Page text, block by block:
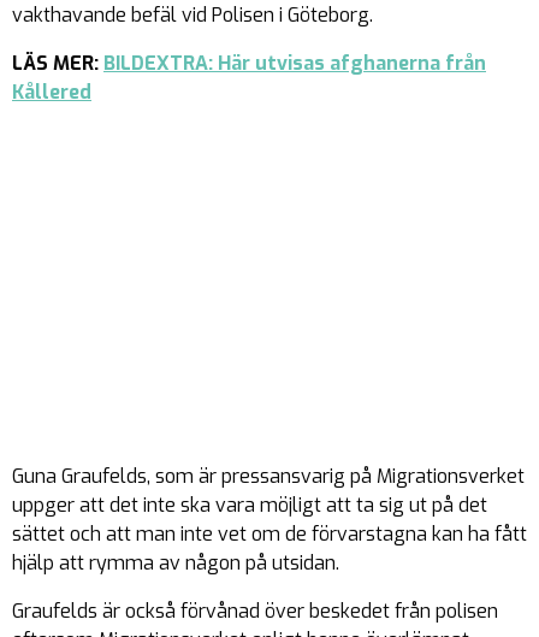
vakthavande befäl vid Polisen i Göteborg.
LÄS MER: BILDEXTRA: Här utvisas afghanerna från
Kållered
Guna Graufelds, som är pressansvarig på Migrationsverket
uppger att det inte ska vara möjligt att ta sig ut på det
sättet och att man inte vet om de förvarstagna kan ha fått
hjälp att rymma av någon på utsidan.
Graufelds är också förvånad över beskedet från polisen